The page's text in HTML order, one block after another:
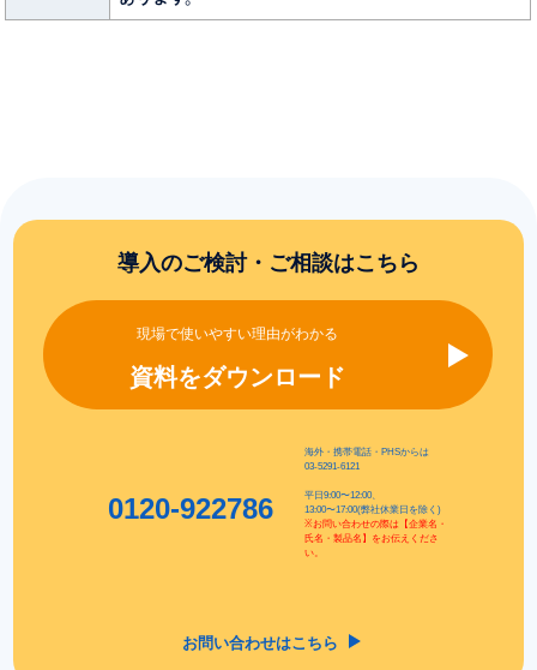
導入のご検討・ご相談はこちら
現場で使いやすい理由がわかる
資料をダウンロード
0120-922786
海外・携帯電話・PHSからは
03-5291-6121
平日9:00〜12:00、
13:00〜17:00(弊社休業日を除く)
※お問い合わせの際は【企業名・
氏名・製品名】をお伝えくださ
い。
お問い合わせはこちら